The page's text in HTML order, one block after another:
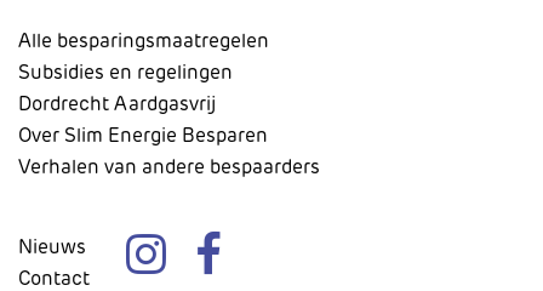
Alle besparingsmaatregelen
Subsidies en regelingen
Dordrecht Aardgasvrij
Over Slim Energie Besparen
Verhalen van andere bespaarders
Nieuws
Contact